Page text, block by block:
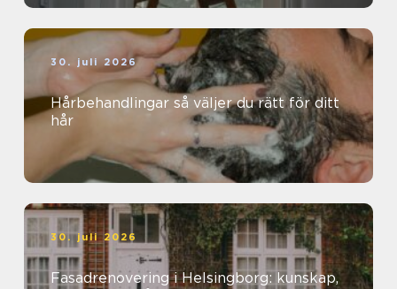
30. juli 2026
Hårbehandlingar så väljer du rätt för ditt
hår
30. juli 2026
Fasadrenovering i Helsingborg: kunskap,